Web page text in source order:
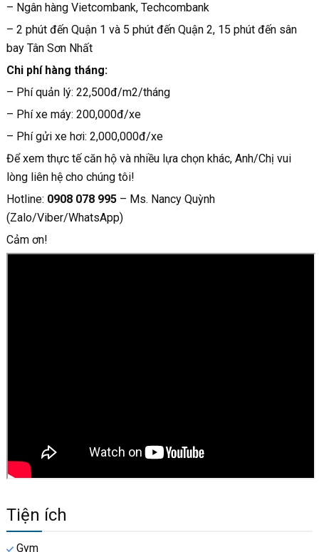
– Ngân hàng Vietcombank, Techcombank
– 2 phút đến Quận 1 và 5 phút đến Quận 2, 15 phút đến sân
bay Tân Sơn Nhất
Chi phí hàng tháng:
– Phí quản lý: 22,500đ/m2/tháng
– Phí xe máy: 200,000đ/xe
– Phí gửi xe hơi: 2,000,000đ/xe
Để xem thực tế căn hộ và nhiều lựa chọn khác, Anh/Chị vui
lòng liên hệ cho chúng tôi!
Hotline: 0908 078 995– Ms. Nancy Quỳnh
(Zalo/Viber/WhatsApp)
Cảm ơn!
Tiện ích
Gym